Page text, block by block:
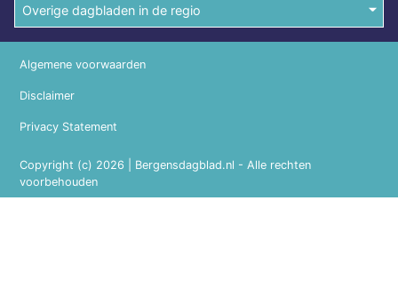
Overige dagbladen in de regio
Copyright (c) 2026 | Bergensdagblad.nl - Alle rechten
voorbehouden
Algemene voorwaarden
Disclaimer
Privacy Statement